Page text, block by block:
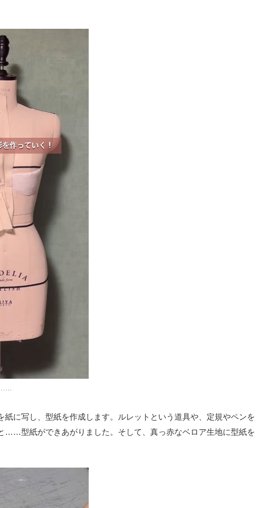
に写し、型紙を作成します。ルレットという道具や、定規やペンを
……型紙ができあがりました。そして、真っ赤なベロア生地に型紙を